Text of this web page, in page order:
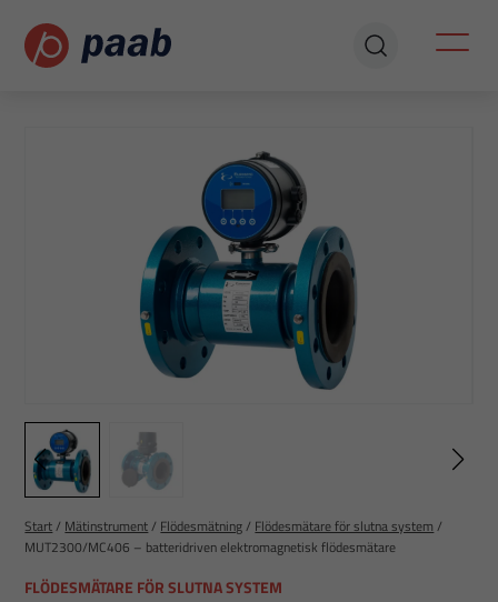
Start/ Mätinstrument/ Flödesmätning/ Flödesmätare för slutna system /
MUT2300/MC406 – batteridriven elektromagnetisk flödesmätare
FLÖDESMÄTARE FÖR SLUTNA SYSTEM